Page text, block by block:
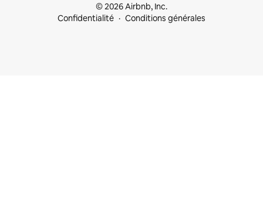
© 2026 Airbnb, Inc.
Confidentialité
Conditions générales